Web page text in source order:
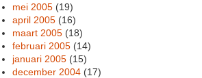
mei 2005 (19)
april 2005 (16)
maart 2005 (18)
februari 2005 (14)
januari 2005 (15)
december 2004 (17)